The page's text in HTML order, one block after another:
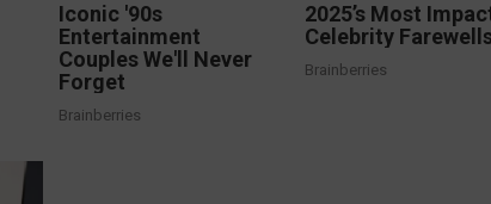
Iconic '90s
Entertainment
Couples We'll Never
Forget
Brainberries
2025’s Most
Celebrity
Brainberries